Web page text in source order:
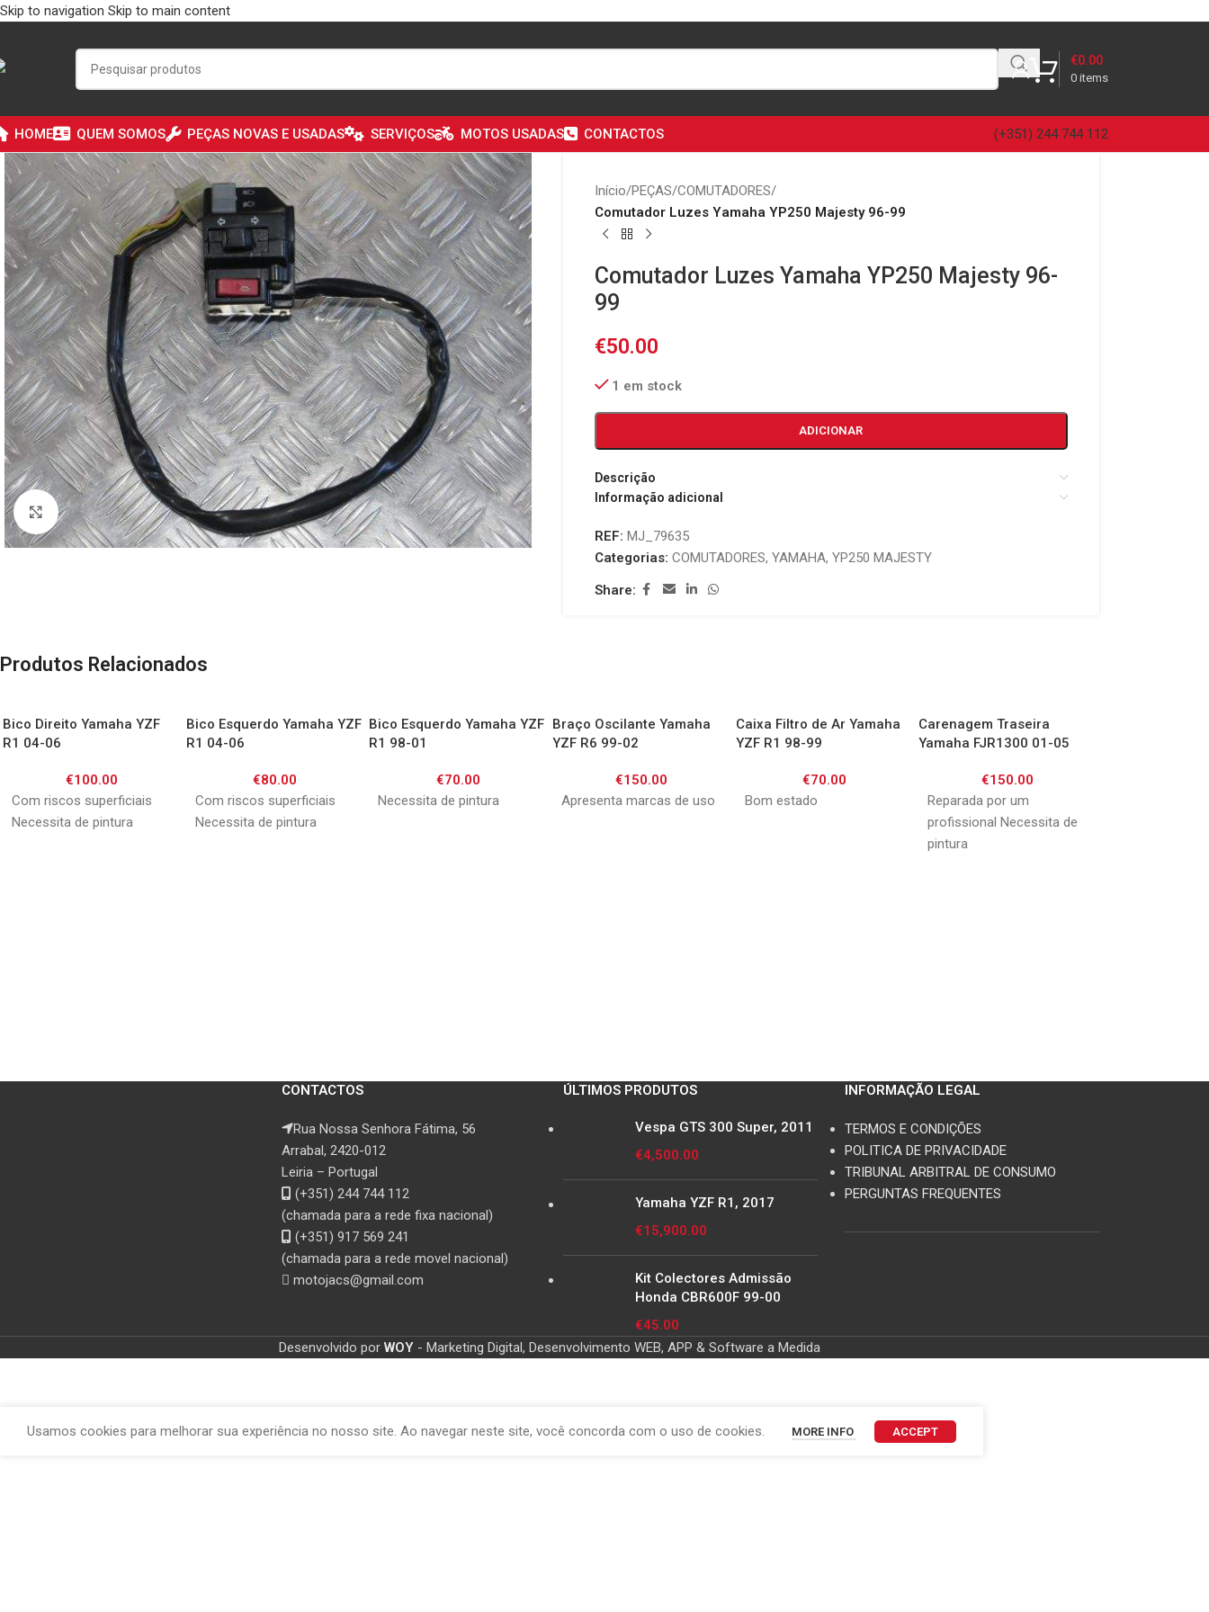
Skip to navigation Skip to main content
0 items
€0.00
HOME QUEM SOMOS PEÇAS NOVAS E USADAS SERVIÇOS MOTOS USADAS CONTACTOS (+351) 244 744 112
Click to enlarge
Início/PEÇAS/COMUTADORES/
Comutador Luzes Yamaha YP250 Majesty 96-99
Comutador Luzes Yamaha YP250 Majesty 96-
99
€50.00
1 em stock
ADICIONAR
Descrição
Informação adicional
REF: MJ_79635
Categorias: COMUTADORES, YAMAHA, YP250 MAJESTY
Share:
Produtos Relacionados
Bico Direito Yamaha YZF
R1 04-06
€100.00
Com riscos superficiais
Necessita de pintura
Bico Esquerdo Yamaha YZF
R1 04-06
€80.00
Com riscos superficiais
Necessita de pintura
Bico Esquerdo Yamaha YZF
R1 98-01
€70.00
Necessita de pintura
Braço Oscilante Yamaha
YZF R6 99-02
€150.00
Apresenta marcas de uso
Caixa Filtro de Ar Yamaha
YZF R1 98-99
€70.00
Bom estado
Carenagem Traseira
Yamaha FJR1300 01-05
€150.00
Reparada por um
profissional Necessita de
pintura
CONTACTOS
Rua Nossa Senhora Fátima, 56
Arrabal, 2420-012
Leiria – Portugal
(+351) 244 744 112
(chamada para a rede fixa nacional)
(+351) 917 569 241
(chamada para a rede movel nacional)
motojacs@gmail.com
ÚLTIMOS PRODUTOS
Vespa GTS 300 Super, 2011
€4,500.00
Yamaha YZF R1, 2017
€15,900.00
Kit Colectores Admissão
Honda CBR600F 99-00
€45.00
INFORMAÇÃO LEGAL
TERMOS E CONDIÇÕES
POLITICA DE PRIVACIDADE
TRIBUNAL ARBITRAL DE CONSUMO
PERGUNTAS FREQUENTES
Desenvolvido por WOY - Marketing Digital, Desenvolvimento WEB, APP & Software a Medida
Usamos cookies para melhorar sua experiência no nosso site. Ao navegar neste site, você concorda com o uso de cookies. MORE INFO ACCEPT